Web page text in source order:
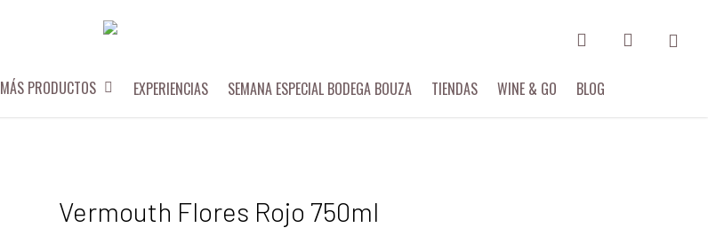
MÁS PRODUCTOS EXPERIENCIAS SEMANA ESPECIAL BODEGA BOUZA TIENDAS WINE & GO BLOG
Vermouth Flores Rojo 750ml